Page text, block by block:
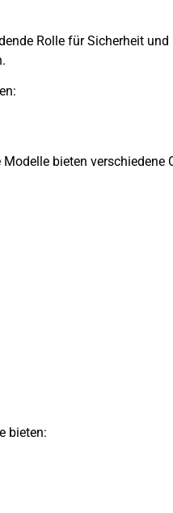
Rolle für Sicherheit
bieten verschiedene
bieten: